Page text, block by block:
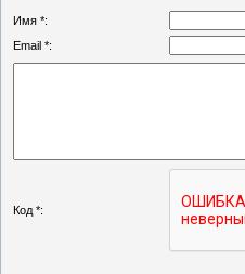
Имя *:
Email *:
Код *: